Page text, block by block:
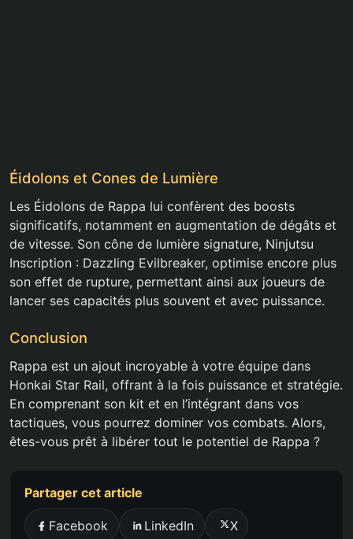
Éidolons et Cones de Lumière
Les Éidolons de Rappa lui confèrent des boosts
significatifs, notamment en augmentation de dégâts et
de vitesse. Son cône de lumière signature, Ninjutsu
Inscription : Dazzling Evilbreaker, optimise encore plus
son effet de rupture, permettant ainsi aux joueurs de
lancer ses capacités plus souvent et avec puissance.
Conclusion
Rappa est un ajout incroyable à votre équipe dans
Honkai Star Rail, offrant à la fois puissance et stratégie.
En comprenant son kit et en l’intégrant dans vos
tactiques, vous pourrez dominer vos combats. Alors,
êtes-vous prêt à libérer tout le potentiel de Rappa ?
Partager cet article
Facebook LinkedIn X